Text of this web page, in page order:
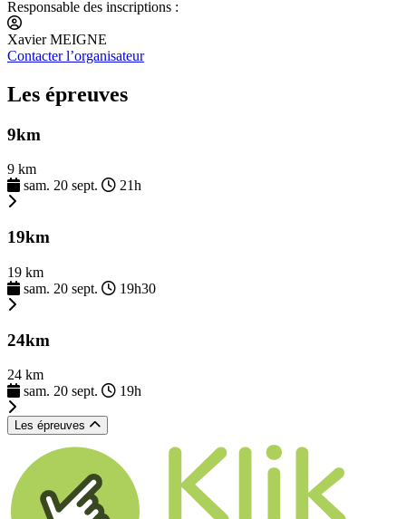
Responsable des inscriptions :
Xavier MEIGNE
Contacter l’organisateur
Les épreuves
9km
9 km
sam. 20 sept.
21h
19km
19 km
sam. 20 sept.
19h30
24km
24 km
sam. 20 sept.
19h
Les épreuves